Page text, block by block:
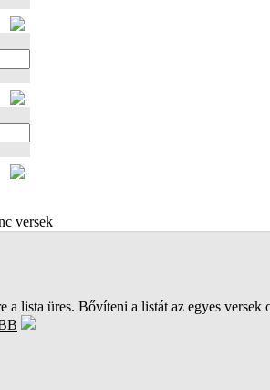
versek
a lista üres. Bővíteni a listát az egyes versek